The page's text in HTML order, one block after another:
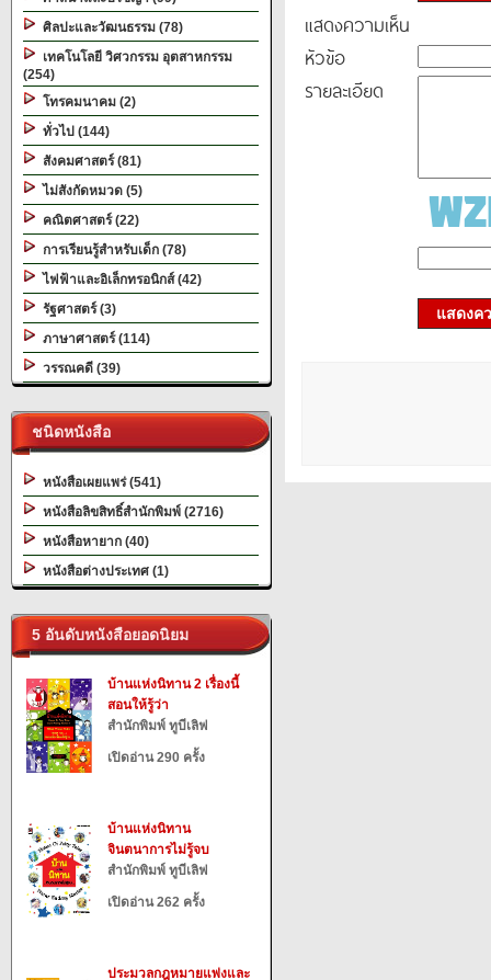
ศิลปะและวัฒนธรรม (78)
เทคโนโลยี วิศวกรรม อุตสาหกรรม
(254)
โทรคมนาคม (2)
ทั่วไป (144)
สังคมศาสตร์ (81)
ไม่สังกัดหมวด (5)
คณิตศาสตร์ (22)
การเรียนรู้สำหรับเด็ก (78)
ไฟฟ้าและอิเล็กทรอนิกส์ (42)
รัฐศาสตร์ (3)
ภาษาศาสตร์ (114)
วรรณคดี (39)
ชนิดหนังสือ
หนังสือเผยแพร่ (541)
หนังสือลิขสิทธิ์สำนักพิมพ์ (2716)
หนังสือหายาก (40)
หนังสือต่างประเทศ (1)
5 อันดับหนังสือยอดนิยม
บ้านแห่งนิทาน 2 เรื่องนี้
สอนให้รู้ว่า
สำนักพิมพ์ ทูบีเลิฟ
เปิดอ่าน 290 ครั้ง
บ้านแห่งนิทาน
จินตนาการไม่รู้จบ
สำนักพิมพ์ ทูบีเลิฟ
เปิดอ่าน 262 ครั้ง
ประมวลกฎหมายแพ่งและ
แสดงความเห็น
หัวข้อ
รายละเอียด
แสดงค